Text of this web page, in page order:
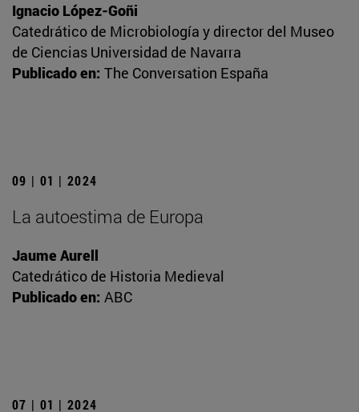
Ignacio López-Goñi
Catedrático de Microbiología y director del Museo
de Ciencias Universidad de Navarra
Publicado en: The Conversation España
09 | 01 | 2024
La autoestima de Europa
Jaume Aurell
Catedrático de Historia Medieval
Publicado en: ABC
07 | 01 | 2024